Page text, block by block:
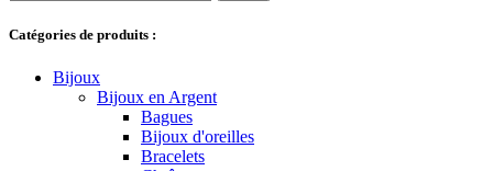
Catégories de produits :
Bijoux
Bijoux en Argent
Bagues
Bijoux d'oreilles
Bracelets